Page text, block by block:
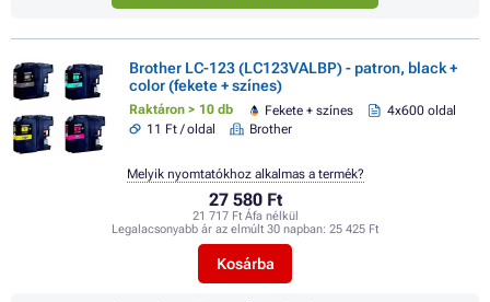
Brother LC-123 (LC123VALBP) - patron, black +
color (fekete + színes)
Raktáron > 10 db Fekete + színes
4x600 oldal
11 Ft / oldal
Brother
27 580 Ft
21 717 Ft Áfa nélkül
Legalacsonyabb ár az elmúlt 30 napban: 25 425 Ft
Kosárba
Melyik nyomtatókhoz alkalmas a termék?